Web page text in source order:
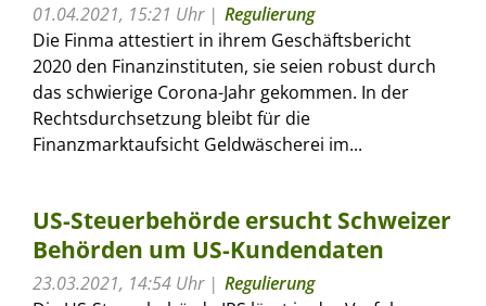
01.04.2021, 15:21 Uhr
Regulierung
Die Finma attestiert in ihrem Geschäftsbericht
2020 den Finanzinstituten, sie seien robust durch
das schwierige Corona-Jahr gekommen. In der
Rechtsdurchsetzung bleibt für die
Finanzmarktaufsicht Geldwäscherei im...
US-Steuerbehörde ersucht Schweizer
Behörden um US-Kundendaten
23.03.2021, 14:54 Uhr
Regulierung